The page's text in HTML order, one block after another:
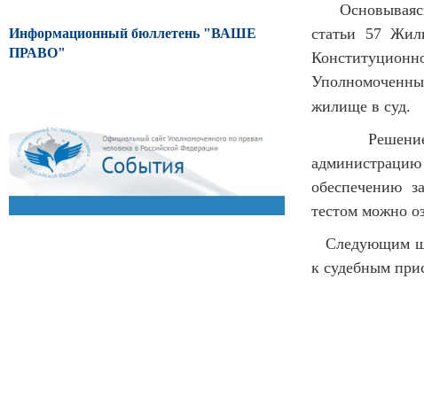
Информационный бюллетень "ВАШЕ
ПРАВО"
Основываясь
статьи 57
жилище в суд.
Решением
обеспечению
тестом можно
Следующим
к судебным